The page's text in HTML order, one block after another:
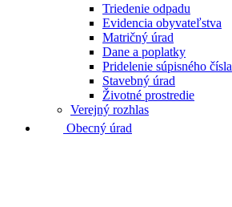
Triedenie odpadu
Evidencia obyvateľstva
Matričný úrad
Dane a poplatky
Pridelenie súpisného čísla
Stavebný úrad
Životné prostredie
Verejný rozhlas
Obecný úrad